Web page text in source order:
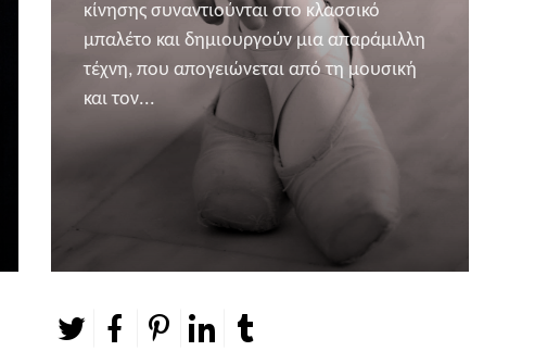
κίνησης συναντιούνται στο κλασσικό
μπαλέτο και δημιουργούν μια απαράμιλλη
τέχνη, που απογειώνεται από τη μουσική
και τον...